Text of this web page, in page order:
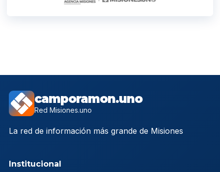
camporamon.uno
Red Misiones.uno
La red de información más grande de Misiones
Institucional